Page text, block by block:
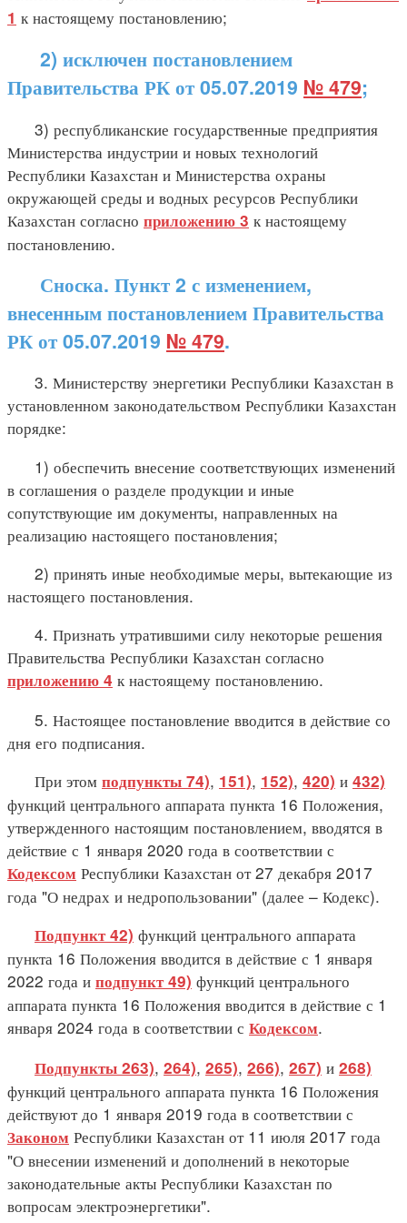
1 к настоящему постановлению;
2) исключен постановлением
Правительства РК от 05.07.2019 № 479;
3) республиканские государственные предприятия
Министерства индустрии и новых технологий
Республики Казахстан и Министерства охраны
окружающей среды и водных ресурсов Республики
Казахстан согласно приложению 3 к настоящему
постановлению.
Сноска. Пункт 2 с изменением,
внесенным постановлением Правительства
РК от 05.07.2019 № 479.
3. Министерству энергетики Республики Казахстан в
установленном законодательством Республики Казахстан
порядке:
1) обеспечить внесение соответствующих изменений
в соглашения о разделе продукции и иные
сопутствующие им документы, направленных на
реализацию настоящего постановления;
2) принять иные необходимые меры, вытекающие из
настоящего постановления.
4. Признать утратившими силу некоторые решения
Правительства Республики Казахстан согласно
приложению 4 к настоящему постановлению.
5. Настоящее постановление вводится в действие со
дня его подписания.
При этом подпункты 74), 151), 152), 420) и 432)
функций центрального аппарата пункта 16 Положения,
утвержденного настоящим постановлением, вводятся в
действие с 1 января 2020 года в соответствии с
Кодексом Республики Казахстан от 27 декабря 2017
года "О недрах и недропользовании" (далее – Кодекс).
Подпункт 42) функций центрального аппарата
пункта 16 Положения вводится в действие с 1 января
2022 года и подпункт 49) функций центрального
аппарата пункта 16 Положения вводится в действие с 1
января 2024 года в соответствии с Кодексом.
Подпункты 263), 264), 265), 266), 267) и 268)
функций центрального аппарата пункта 16 Положения
действуют до 1 января 2019 года в соответствии с
Законом Республики Казахстан от 11 июля 2017 года
"О внесении изменений и дополнений в некоторые
законодательные акты Республики Казахстан по
вопросам электроэнергетики".